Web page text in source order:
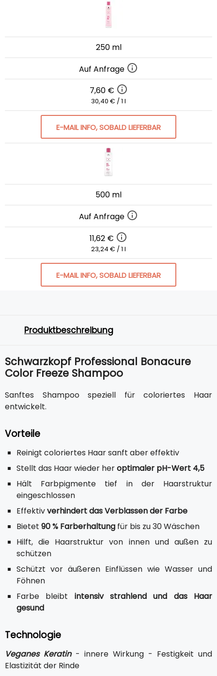
250 ml
Auf Anfrage
7,60 €
30,40 € / 1 l
E-MAIL INFO, SOBALD LIEFERBAR
500 ml
Auf Anfrage
11,62 €
23,24 € / 1 l
E-MAIL INFO, SOBALD LIEFERBAR
Produktbeschreibung
Schwarzkopf Professional Bonacure
Color Freeze Shampoo
Sanftes Shampoo speziell für coloriertes Haar
entwickelt.
Vorteile
Reinigt coloriertes Haar sanft aber effektiv
Stellt das Haar wieder heroptimaler pH-Wert 4,5
Hält Farbpigmente tief in der Haarstruktur
eingeschlossen
Effektivverhindert das Verblassen der Farbe
Bietet 90 % Farberhaltung für bis zu 30 Wäschen
Hilft, die Haarstruktur von innen und außen zu
schützen
Schützt vor äußeren Einflüssen wie Wasser und
Föhnen
Farbe bleibt intensiv strahlend und das Haar
gesund
Technologie
Veganes Keratin- innere Wirkung - Festigkeit und
Elastizität der Rinde